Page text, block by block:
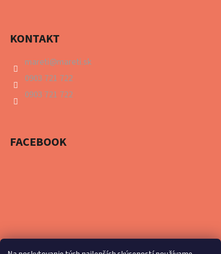
KONTAKT
mareti@mareti.sk
0903 721 722
0903 721 722
FACEBOOK